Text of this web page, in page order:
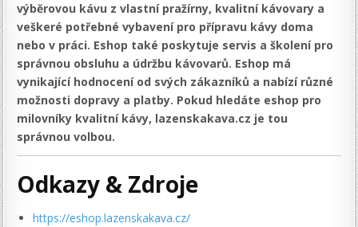
výběrovou kávu z vlastní pražírny, kvalitní kávovary a
veškeré potřebné vybavení pro přípravu kávy doma
nebo v práci. Eshop také poskytuje servis a školení pro
správnou obsluhu a údržbu kávovarů. Eshop má
vynikající hodnocení od svých zákazníků a nabízí různé
možnosti dopravy a platby. Pokud hledáte eshop pro
milovníky kvalitní kávy, lazenskakava.cz je tou
správnou volbou.
Odkazy & Zdroje
https://eshop.lazenskakava.cz/